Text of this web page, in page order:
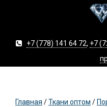
+7 (778) 141 64 72, +7
Главная /Ткани оптом /